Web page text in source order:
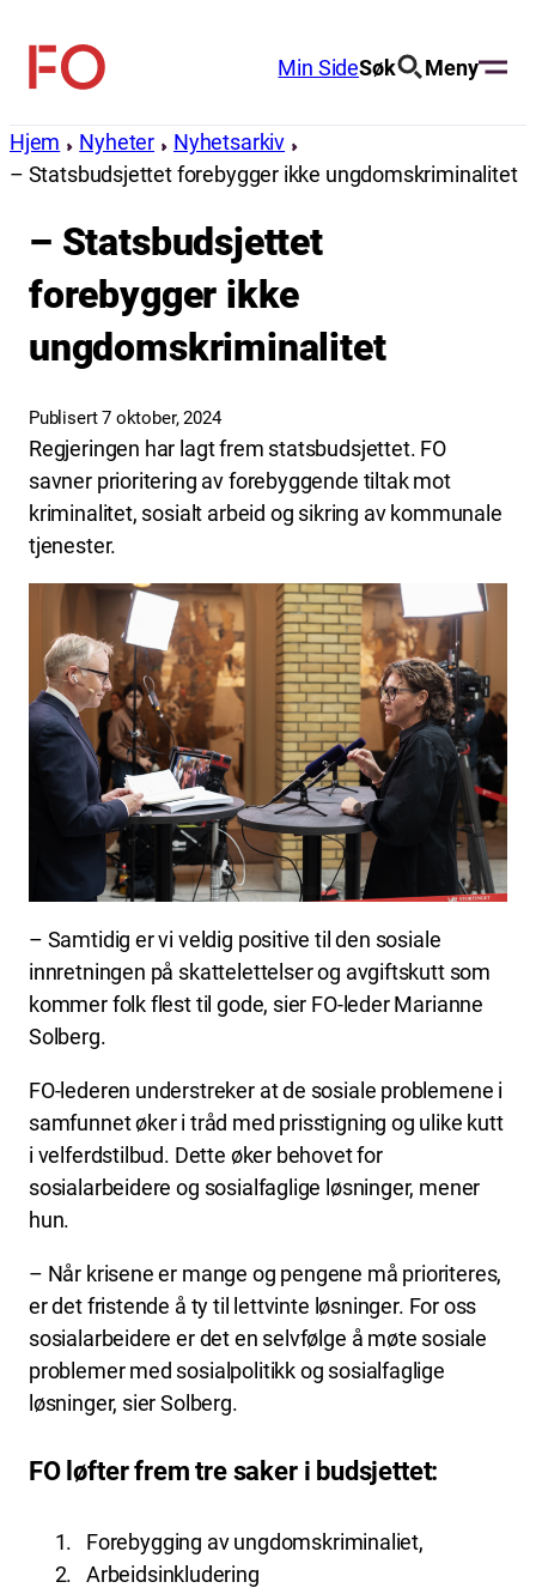
innhold
FO
Min SideSøk Meny
Hjem Nyheter
Nyhetsarkiv
– Statsbudsjettet forebygger ikke ungdomskriminalitet
– Statsbudsjettet
forebygger ikke
ungdomskriminalitet
Publisert 7 oktober, 2024
Regjeringen har lagt frem statsbudsjettet. FO
savner prioritering av forebyggende tiltak mot
kriminalitet, sosialt arbeid og sikring av kommunale
tjenester.
– Samtidig er vi veldig positive til den sosiale
innretningen på skattelettelser og avgiftskutt som
kommer folk flest til gode, sier FO-leder Marianne
Solberg.
FO-lederen understreker at de sosiale problemene i
samfunnet øker i tråd med prisstigning og ulike kutt
i velferdstilbud. Dette øker behovet for
sosialarbeidere og sosialfaglige løsninger, mener
hun.
– Når krisene er mange og pengene må prioriteres,
er det fristende å ty til lettvinte løsninger. For oss
sosialarbeidere er det en selvfølge å møte sosiale
problemer med sosialpolitikk og sosialfaglige
løsninger, sier Solberg.
FO løfter frem tre saker i budsjettet:
Forebygging av ungdomskriminaliet,
Arbeidsinkludering